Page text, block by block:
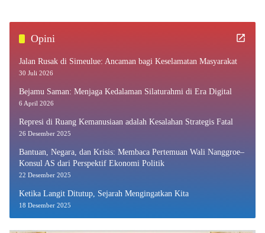
Opini
Jalan Rusak di Simeulue: Ancaman bagi Keselamatan Masyarakat
30 Juli 2026
Bejamu Saman: Menjaga Kedalaman Silaturahmi di Era Digital
6 April 2026
Represi di Ruang Kemanusiaan adalah Kesalahan Strategis Fatal
26 Desember 2025
Bantuan, Negara, dan Krisis: Membaca Pertemuan Wali Nanggroe–
Konsul AS dari Perspektif Ekonomi Politik
22 Desember 2025
Ketika Langit Ditutup, Sejarah Mengingatkan Kita
18 Desember 2025